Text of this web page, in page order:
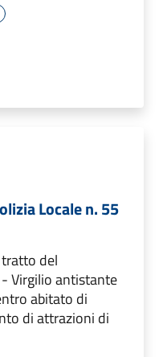
Locale n. 55
del
Virgilio antistante
abitato di
di attrazioni di